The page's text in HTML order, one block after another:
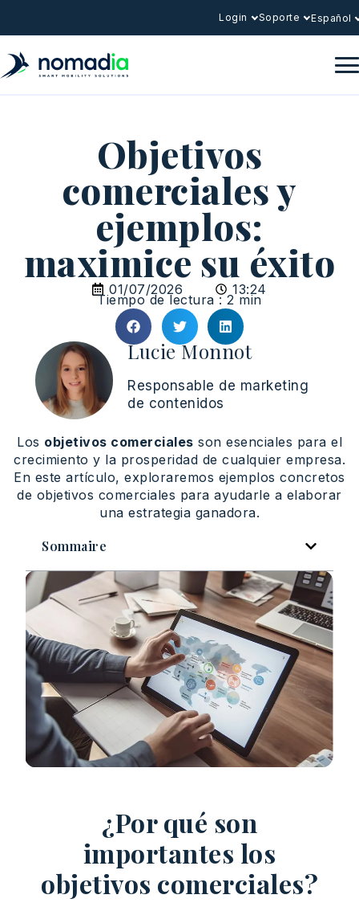
Login Soporte Español
Objetivos
comerciales y
ejemplos:
maximice su éxito
01/07/2026 13:24
Tiempo de lectura : 2 min
Lucie Monnot
Responsable de marketing
de contenidos
Los objetivos comerciales son esenciales para el
crecimiento y la prosperidad de cualquier empresa.
En este artículo, exploraremos ejemplos concretos
de objetivos comerciales para ayudarle a elaborar
una estrategia ganadora.
Sommaire
¿Por qué son
importantes los
objetivos comerciales?